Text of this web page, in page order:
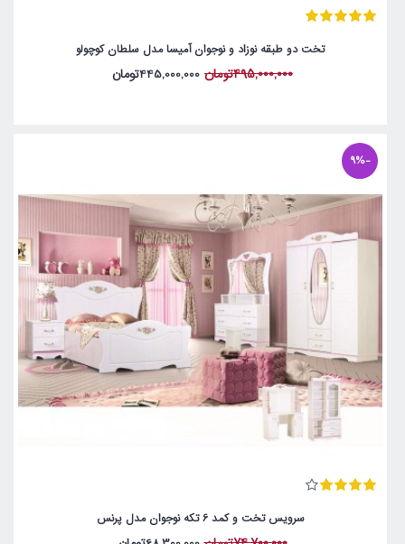
تخت دو طبقه نوزاد و نوجوان آمیسا مدل سلطان کوچولو
495,000,000تومان 445,000,000تومان
-9%
سرویس تخت و کمد 6 تکه نوجوان مدل پرنس